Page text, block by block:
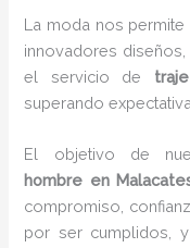
La moda nos
innovadores
el servicio de
superando
El objetivo de
hombre en
compromiso,
por ser cumplidos,